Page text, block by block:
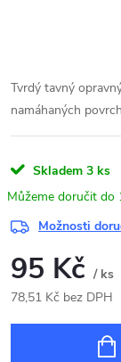
Tvrdý tavný
namáhaných
Skladem 3 ks
Možnosti
95 Kč / ks
78,51 Kč bez DPH